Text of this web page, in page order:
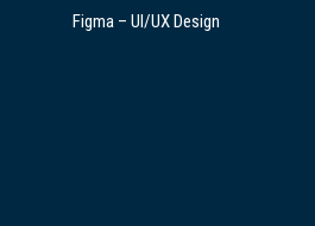
Figma – UI/UX Design